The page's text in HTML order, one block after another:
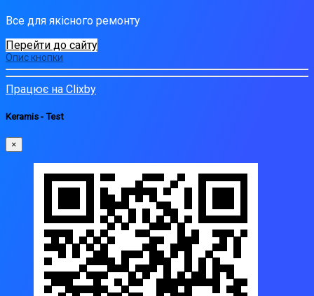
Все для якісного ремонту
Перейти до сайту
Опис кнопки
Працює на Clixby
Keramis - Test
×